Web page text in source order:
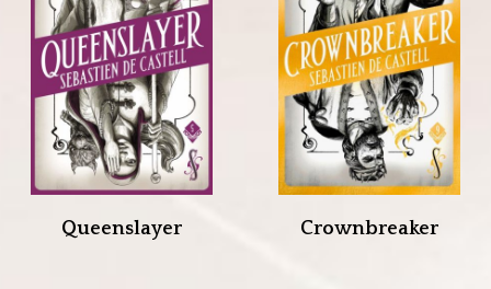
Queenslayer Crownbreaker